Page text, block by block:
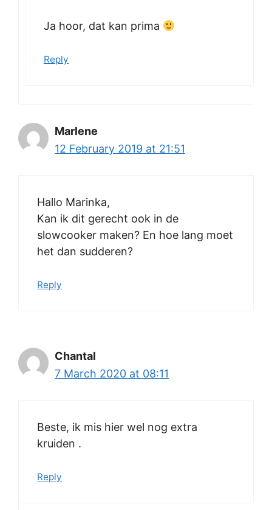
Ja hoor, dat kan prima
Reply
Marlene
12 February 2019 at 21:51
Hallo Marinka,
Kan ik dit gerecht ook in de
slowcooker maken? En hoe lang moet
het dan sudderen?
Reply
Chantal
7 March 2020 at 08:11
Beste, ik mis hier wel nog extra
kruiden .
Reply